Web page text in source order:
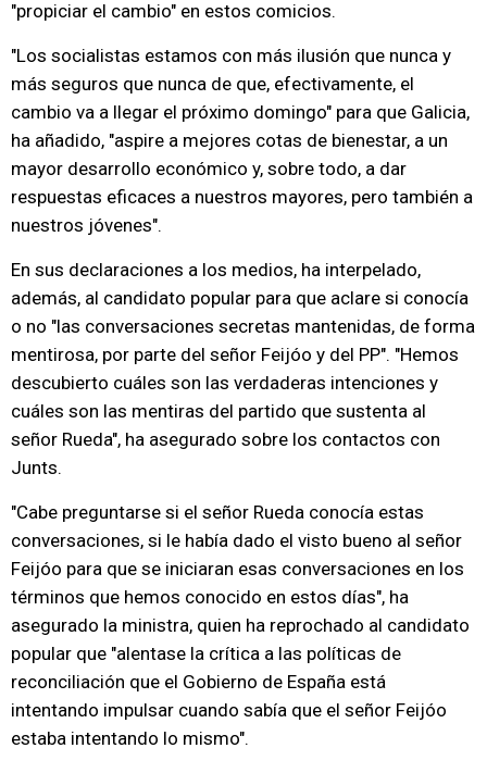
"propiciar el cambio" en estos comicios.
"Los socialistas estamos con más ilusión que nunca y
más seguros que nunca de que, efectivamente, el
cambio va a llegar el próximo domingo" para que Galicia,
ha añadido, "aspire a mejores cotas de bienestar, a un
mayor desarrollo económico y, sobre todo, a dar
respuestas eficaces a nuestros mayores, pero también a
nuestros jóvenes".
En sus declaraciones a los medios, ha interpelado,
además, al candidato popular para que aclare si conocía
o no "las conversaciones secretas mantenidas, de forma
mentirosa, por parte del señor Feijóo y del PP". "Hemos
descubierto cuáles son las verdaderas intenciones y
cuáles son las mentiras del partido que sustenta al
señor Rueda", ha asegurado sobre los contactos con
Junts.
"Cabe preguntarse si el señor Rueda conocía estas
conversaciones, si le había dado el visto bueno al señor
Feijóo para que se iniciaran esas conversaciones en los
términos que hemos conocido en estos días", ha
asegurado la ministra, quien ha reprochado al candidato
popular que "alentase la crítica a las políticas de
reconciliación que el Gobierno de España está
intentando impulsar cuando sabía que el señor Feijóo
estaba intentando lo mismo".